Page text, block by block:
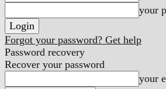
your
Forgot your password? Get help
Password recovery
Recover your password
your